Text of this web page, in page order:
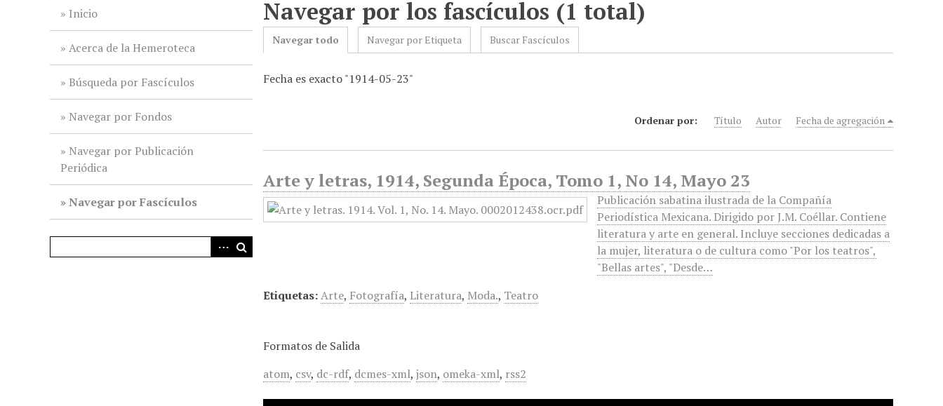
Inicio
Acerca de la Hemeroteca
Búsqueda por Fascículos
Navegar por Fondos
Navegar por Publicación
Periódica
Navegar por Fascículos
Navegar por los fascículos (1 total)
Navegar todo Navegar por Etiqueta Buscar Fascículos
Fecha es exacto "1914-05-23"
Ordenar por: Título Autor Fecha de agregación
Arte y letras, 1914, Segunda Época, Tomo 1, No 14, Mayo 23
Publicación sabatina ilustrada de la Compañía
Periodística Mexicana. Dirigido por J.M. Coéllar. Contiene
literatura y arte en general. Incluye secciones dedicadas a
la mujer, literatura o de cultura como "Por los teatros",
"Bellas artes", "Desde…
Etiquetas:Arte, Fotografía, Literatura, Moda., Teatro
Formatos de Salida
atom, csv, dc-rdf, dcmes-xml,json, omeka-xml, rss2